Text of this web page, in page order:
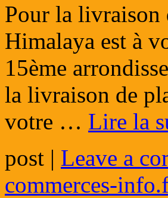
Pour la livraison
Himalaya est à
15ème
la livraison de
votre … Lire la
post | Leave a
commerces-